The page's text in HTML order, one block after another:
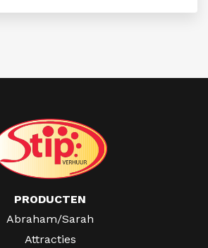
PRODUCTEN
Abraham/Sarah
Attracties